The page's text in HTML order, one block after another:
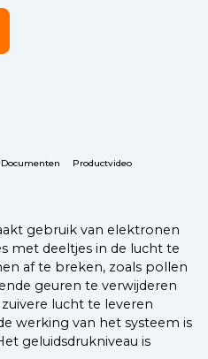
Documenten Productvideo
gebruik van elektronen
met deeltjes in de lucht te
af te breken, zoals pollen
geuren te verwijderen
lucht te leveren
werking van het systeem is
geluidsdrukniveau is